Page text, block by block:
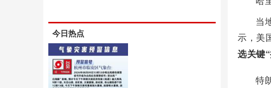
当
示，美
选关键
特
今日热点